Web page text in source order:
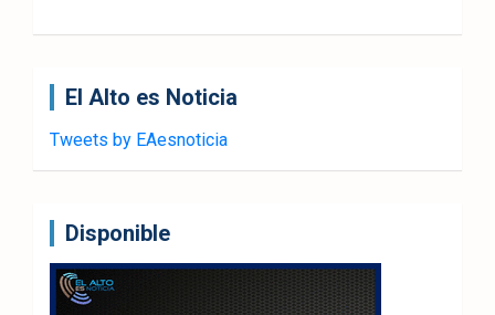
El Alto es Noticia
Tweets by EAesnoticia
Disponible